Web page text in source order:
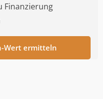
Finanzierung
Wert ermitteln